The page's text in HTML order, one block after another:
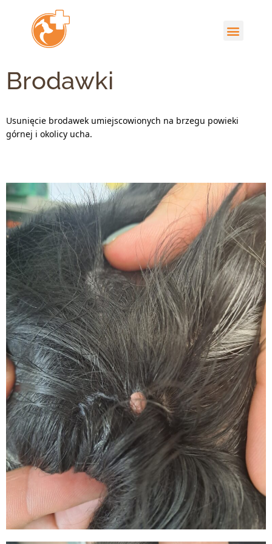
Brodawki
Usunięcie brodawek umiejscowionych na brzegu powieki
górnej i okolicy ucha.